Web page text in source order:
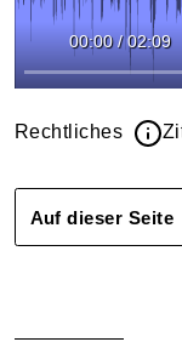
00:00 / 02:09
Rechtliches
Auf dieser Seite